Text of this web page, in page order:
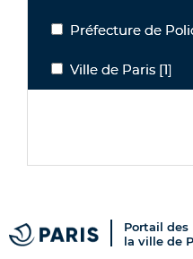
Préfecture de Police
Préfecture de
Ville de Paris
Ville de Paris [1]
Portail
la ville de